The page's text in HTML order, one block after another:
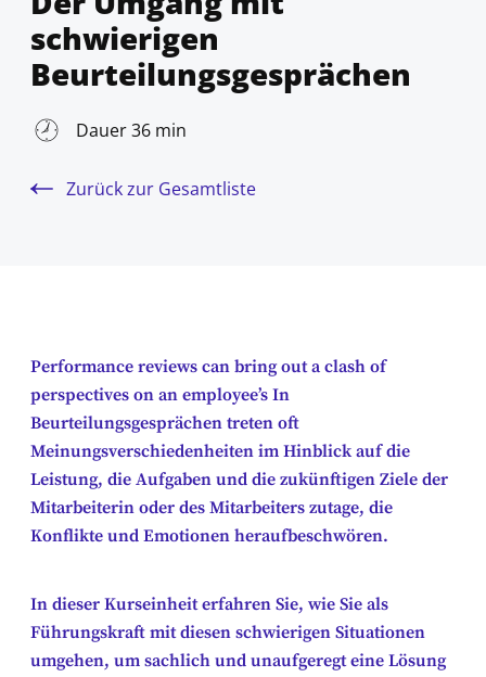
schwierigen
Beurteilungsgesprächen
Dauer 36 min
Zurück zur Gesamtliste
Performance reviews can bring out a clash of
perspectives on an employee’s In
Beurteilungsgesprächen treten oft
Meinungsverschiedenheiten im Hinblick auf die
Leistung, die Aufgaben und die zukünftigen Ziele der
Mitarbeiterin oder des Mitarbeiters zutage, die
Konflikte und Emotionen heraufbeschwören.
In dieser Kurseinheit erfahren Sie, wie Sie als
Führungskraft mit diesen schwierigen Situationen
umgehen, um sachlich und unaufgeregt eine Lösung